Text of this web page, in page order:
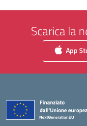
Scarica la
App